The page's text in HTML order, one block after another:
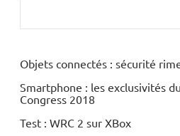
Objets connectés : sécurité
Smartphone : les exclusivités
Congress 2018
Test : WRC 2 sur XBox